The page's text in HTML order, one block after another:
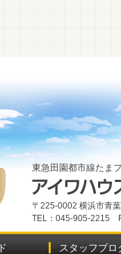
東急田園都市線たま
〒225-0002 横浜市青
TEL：045-905-2215
スタッフブロ